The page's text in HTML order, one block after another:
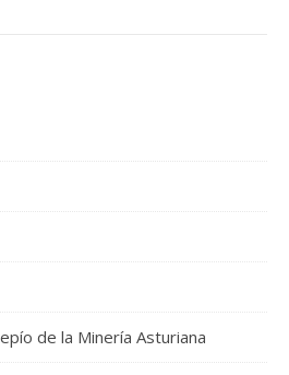
de la Minería Asturiana